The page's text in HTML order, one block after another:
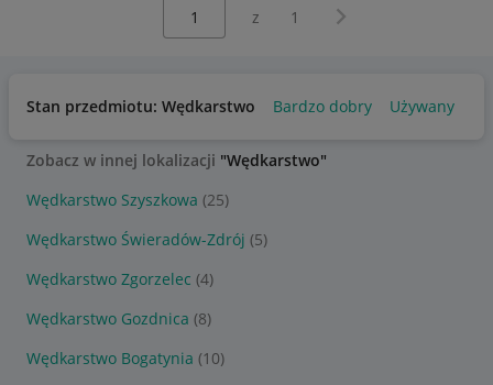
z 1 Następna strona
Stan przedmiotu: Wędkarstwo Bardzo dobry Używany
Zobacz w innej lokalizacji "Wędkarstwo"
Wędkarstwo Szyszkowa (25)
Wędkarstwo Świeradów-Zdrój (5)
Wędkarstwo Zgorzelec (4)
Wędkarstwo Gozdnica (8)
Wędkarstwo Bogatynia (10)